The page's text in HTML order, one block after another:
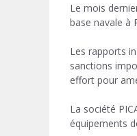
Le mois
base navale à
Les rapports
sanctions
effort pour
La société
équipements